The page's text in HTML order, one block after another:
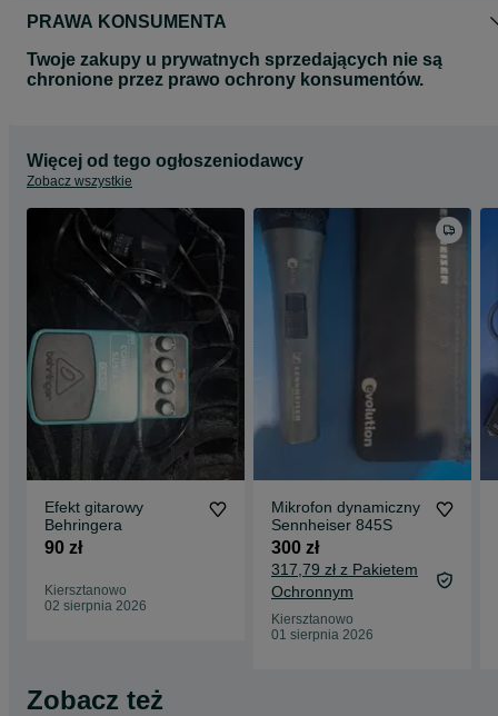
PRAWA KONSUMENTA
Twoje zakupy u prywatnych sprzedających nie są
chronione przez prawo ochrony konsumentów.
Więcej od tego ogłoszeniodawcy
Zobacz wszystkie
Efekt gitarowy
Behringera
90 zł
Kiersztanowo
02 sierpnia 2026
Mikrofon dynamiczny
Sennheiser 845S
300 zł
317,79 zł z Pakietem
Ochronnym
Kiersztanowo
01 sierpnia 2026
Zobacz też